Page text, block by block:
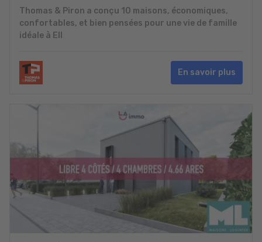
Thomas & Piron a conçu 10 maisons, économiques,
confortables, et bien pensées pour une vie de famille
idéale à Ell
En savoir plus